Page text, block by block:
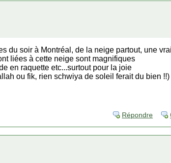
du soir à Montréal, de la neige partout, une
liées à cette neige sont magnifiques
en raquette etc...surtout pour la joie
ou fik, rien schwiya de soleil ferait du bien !!)
Répondre